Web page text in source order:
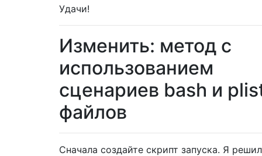
Удачи!
Изменить: метод с
использованием
сценариев bash и
файлов
Сначала создайте скрипт запуска. Я решил